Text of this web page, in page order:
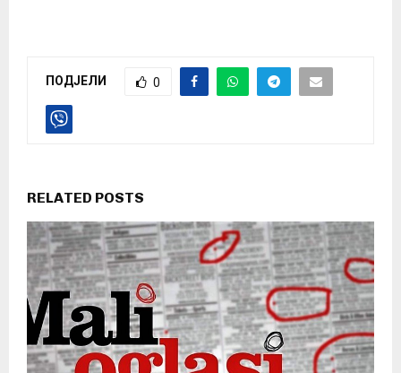
ПОДЈЕЛИ 0
RELATED POSTS